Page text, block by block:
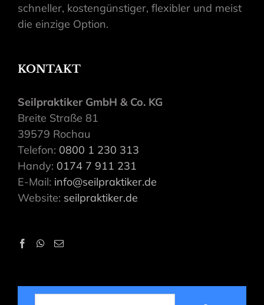
schneller, kostengünstiger, flexibler und meist
die einzige Option.
KONTAKT
Seilpraktiker GmbH & Co. KG
Breite Straße 81
39579 Rochau
Telefon: 0800 1 230 313
Handy: 0174 7 911 231
E-Mail: info@seilpraktiker.de
Website: seilpraktiker.de
SUCHEN